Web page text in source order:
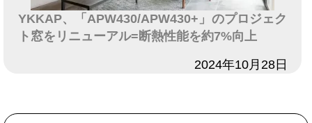
YKKAP、「APW430/APW430+」のプロジェク
ト窓をリニューアル=断熱性能を約7%向上
2024年10月28日